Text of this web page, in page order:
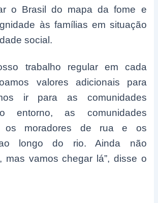
o Brasil do mapa da fome e
às famílias em situação
social.
trabalho regular em cada
valores adicionais para
ir para as comunidades
entorno, as comunidades
os moradores de rua e os
ao longo do rio. Ainda não
mas vamos chegar lá”, disse o